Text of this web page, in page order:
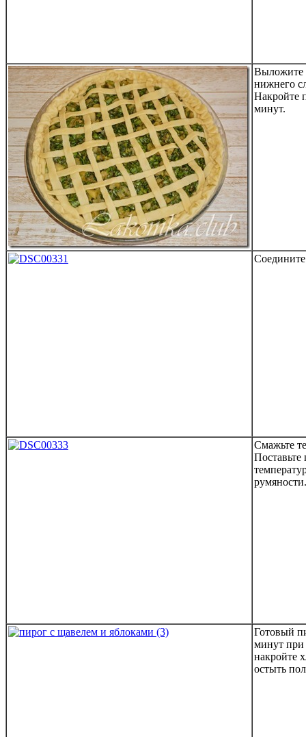
Выложите
нижнего
Накройте
минут.
Смажьте
Поставьте
румяности.
Готовый
минут при
накройте
остыть